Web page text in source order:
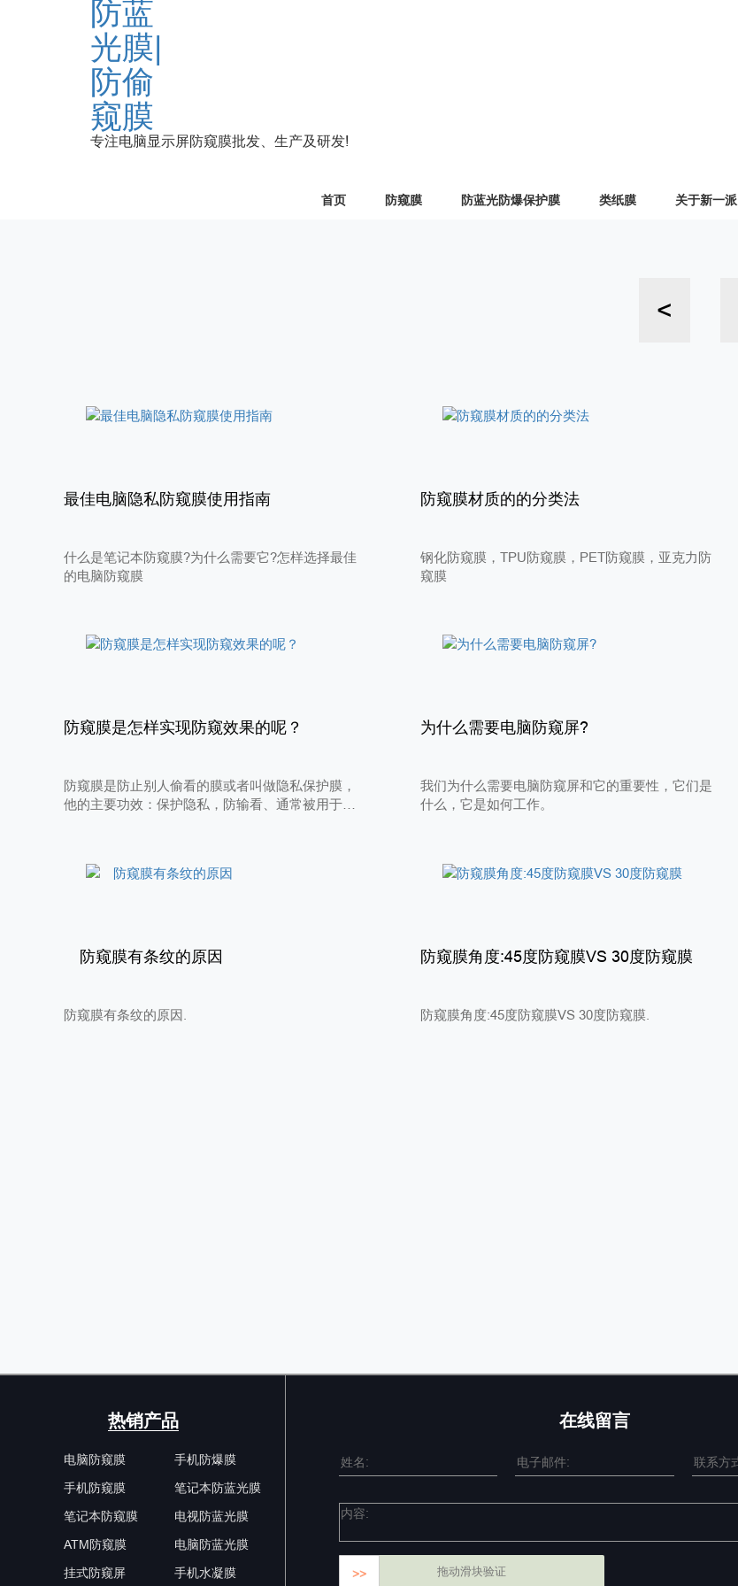
专注电脑显示屏防窥膜批发、生产及研发!
首页 防窥膜 防蓝光防爆保护膜 类纸膜 关于新一派
<
最佳电脑隐私防窥膜使用指南
什么是笔记本防窥膜?为什么需要它?怎样选择最佳
的电脑防窥膜
防窥膜材质的的分类法
钢化防窥膜，TPU防窥膜，PET防窥膜，亚克力防
窥膜
防窥膜是怎样实现防窥效果的呢？
防窥膜是防止别人偷看的膜或者叫做隐私保护膜，
他的主要功效：保护隐私，防输看、通常被用于显
防窥膜是怎么样实现防窥效果的呢?
为什么需要电脑防窥屏?
我们为什么需要电脑防窥屏和它的重要性，它们是
什么，它是如何工作。
防窥膜有条纹的原因
防窥膜有条纹的原因.
防窥膜角度:45度防窥膜VS 30度防窥膜
防窥膜角度:45度防窥膜VS 30度防窥膜.
热销产品
电脑防窥膜
手机防窥膜
笔记本防窥膜
ATM防窥膜
挂式防窥屏
手机防爆膜
笔记本防蓝光膜
电视防蓝光膜
电脑防蓝光膜
手机水凝膜
在线留言
>> 拖动滑块验证